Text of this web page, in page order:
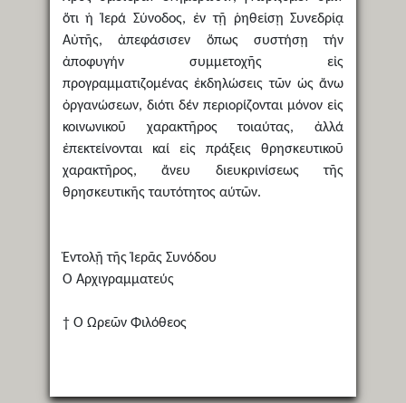
ὅτι ἡ Ἱερά Σύνοδος, ἐν τῇ ῥηθείσῃ Συνεδρίᾳ
Αὐτῆς, ἀπεφάσισεν ὅπως συστήσῃ τήν
ἀποφυγήν συμμετοχῆς εἰς
προγραμματιζομένας ἐκδηλώσεις τῶν ὡς ἄνω
ὀργανώσεων, διότι δέν περιορίζονται μόνον εἰς
κοινωνικοῦ χαρακτῆρος τοιαύτας, ἀλλά
ἐπεκτείνονται καί εἰς πράξεις θρησκευτικοῦ
χαρακτῆρος, ἄνευ διευκρινίσεως τῆς
θρησκευτικῆς ταυτότητος αύτῶν.
Ἐντολῇ τῆς Ἱερᾶς Συνόδου
Ὁ Ἀρχιγραμματεύς
† Ὁ Ὠρεῶν Φιλόθεος